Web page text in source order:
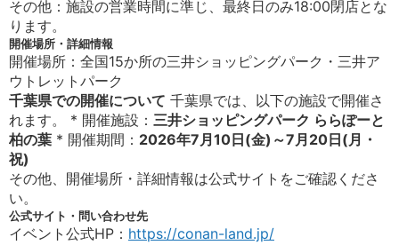
その他：施設の営業時間に準じ、最終日のみ18:00閉店とな
ります。
開催場所・詳細情報
開催場所：全国15か所の三井ショッピングパーク・三井ア
ウトレットパーク
千葉県での開催について 千葉県では、以下の施設で開催さ
れます。 * 開催施設： 三井ショッピングパーク ららぽーと
柏の葉 * 開催期間： 2026年7月10日(金)～7月20日(月・
祝)
その他、開催場所・詳細情報は公式サイトをご確認くださ
い。
公式サイト・問い合わせ先
イベント公式HP： https://conan-land.jp/